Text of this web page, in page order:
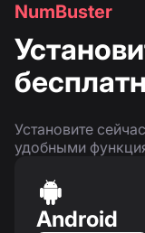
NumBuster
Установите
удобными
Android